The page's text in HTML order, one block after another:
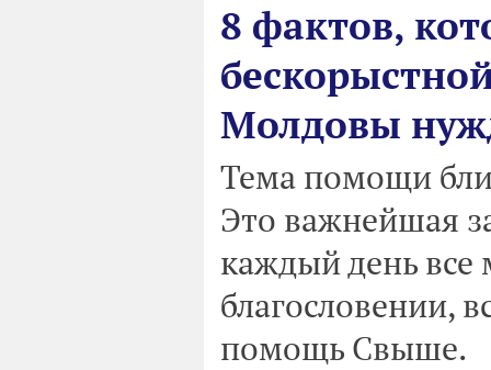
8 фактов,
Молдовы
Тема помощи
Это важнейшая
каждый день все
благословении,
помощь Свыше.